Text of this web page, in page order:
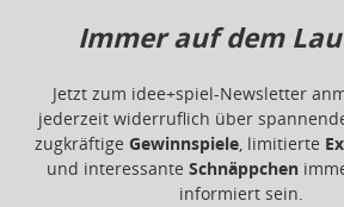
Immer auf dem
Jetzt zum idee+spiel-Newsletter
jederzeit widerruflich über
zugkräftige Gewinnspiele, limitierte
und interessante Schnäppchen
informiert sein.